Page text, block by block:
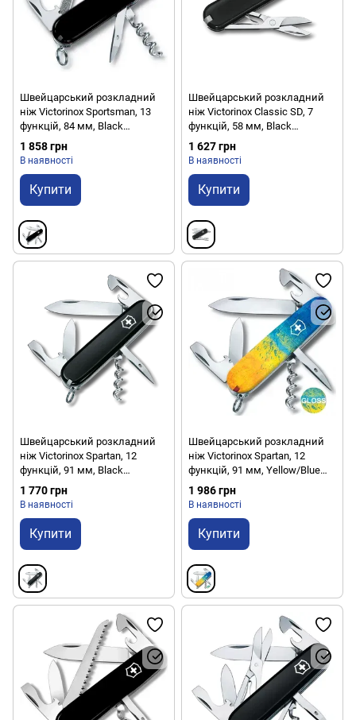
Швейцарський розкладний
ніж Victorinox Sportsman, 13
функцій, 84 мм, Black
(VKXV.03803.3)
1 858 грн
В наявності
Купити
Швейцарський розкладний
ніж Victorinox Classic SD, 7
функцій, 58 мм, Black
(VKXV.06223.3)
1 627 грн
В наявності
Купити
Швейцарський розкладний
ніж Victorinox Spartan, 12
функцій, 91 мм, Black
(VKXV.13603.3.1)
1 770 грн
В наявності
Купити
Швейцарський розкладний
ніж Victorinox Spartan, 12
функцій, 91 мм, Yellow/Blue
(VKXV.13603.7_T3100pw)
1 986 грн
В наявності
Купити